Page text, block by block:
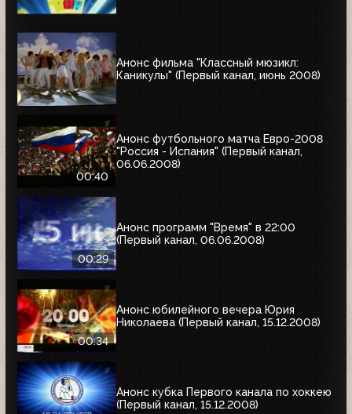
Анонс фильма "Классный мюзикл:
Каникулы" (Первый канал, июнь 2008)
00:40
Анонс футбольного матча Евро-2008
"Россия - Испания" (Первый канал,
06.06.2008)
00:29
Анонс программ "Время" в 22:00
(Первый канал, 06.06.2008)
00:34
Анонс юбилейного вечера Юрия
Николаева (Первый канал, 15.12.2008)
Анонс кубка Первого канала по хоккею
(Первый канал, 15.12.2008)